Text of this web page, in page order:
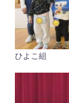
ひよこ組